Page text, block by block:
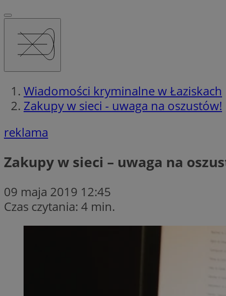
Wiadomości kryminalne w Łaziskach
Zakupy w sieci - uwaga na oszustów!
reklama
Zakupy w sieci – uwaga na
09 maja 2019 12:45
Czas czytania: 4 min.